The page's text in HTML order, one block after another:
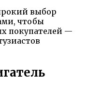
выбор
чтобы
покупателей —